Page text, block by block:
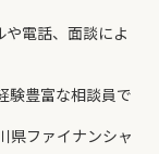
電話、面談によ
豊富な相談員で
県ファイナンシャ